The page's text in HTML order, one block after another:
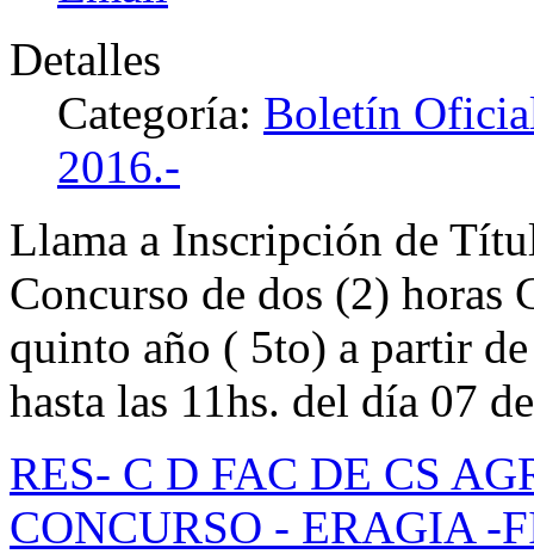
Detalles
Categoría: Boletín
2016.-
Llama a Inscripción de
Concurso de dos (2) horas
quinto año ( 5to) a partir
hasta las 11hs. del día 07
RES- C D FAC DE CS
CONCURSO - ERAGIA -